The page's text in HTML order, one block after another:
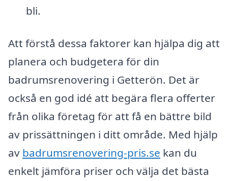
bli.
Att förstå dessa faktorer kan hjälpa dig att
planera och budgetera för din
badrumsrenovering i Getterön. Det är
också en god idé att begära flera offerter
från olika företag för att få en bättre bild
av prissättningen i ditt område. Med hjälp
av badrumsrenovering-pris.se kan du
enkelt jämföra priser och välja det bästa